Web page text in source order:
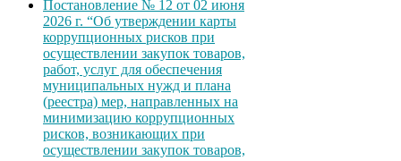
Постановление № 12 от 02 июня
2026 г. “Об утверждении карты
коррупционных рисков при
осуществлении закупок товаров,
работ, услуг для обеспечения
муниципальных нужд и плана
(реестра) мер, направленных на
минимизацию коррупционных
рисков, возникающих при
осуществлении закупок товаров,